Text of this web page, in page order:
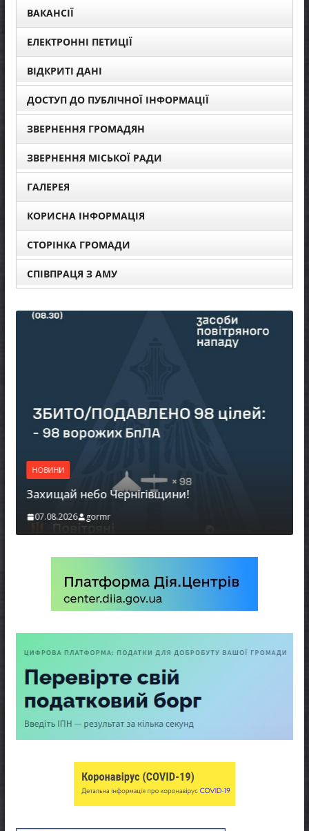
ВАКАНСІЇ
ЕЛЕКТРОННІ ПЕТИЦІЇ
ВІДКРИТІ ДАНІ
ДОСТУП ДО ПУБЛІЧНОЇ ІНФОРМАЦІЇ
ЗВЕРНЕННЯ ГРОМАДЯН
ЗВЕРНЕННЯ МІСЬКОЇ РАДИ
ГАЛЕРЕЯ
КОРИСНА ІНФОРМАЦІЯ
СТОРІНКА ГРОМАДИ
СПІВПРАЦЯ З АМУ
НОВИНИ
Захищай небо Чернігівщини!
07.08.2026 gormr